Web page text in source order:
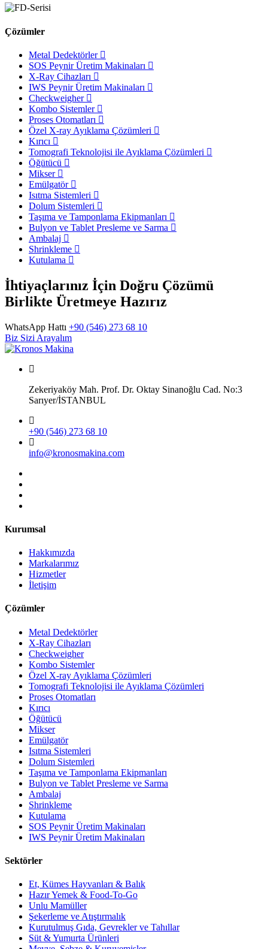
Çözümler
Metal Dedektörler
SOS Peynir Üretim Makinaları
X-Ray Cihazları
IWS Peynir Üretim Makinaları
Checkweigher
Kombo Sistemler
Proses Otomatları
Özel X-ray Ayıklama Çözümleri
Kırıcı
Tomografi Teknolojisi ile Ayıklama Çözümleri
Öğütücü
Mikser
Emülgatör
Isıtma Sistemleri
Dolum Sistemleri
Taşıma ve Tamponlama Ekipmanları
Bulyon ve Tablet Presleme ve Sarma
Ambalaj
Shrinkleme
Kutulama
İhtiyaçlarınız İçin Doğru Çözümü
Birlikte Üretmeye Hazırız
WhatsApp Hattı +90 (546) 273 68 10
Biz Sizi Arayalım
Zekeriyaköy Mah. Prof. Dr. Oktay Sinanoğlu Cad. No:3
Sarıyer/İSTANBUL
+90 (546) 273 68 10
info@kronosmakina.com
Kurumsal
Hakkımızda
Markalarımız
Hizmetler
İletişim
Çözümler
Metal Dedektörler
X-Ray Cihazları
Checkweigher
Kombo Sistemler
Özel X-ray Ayıklama Çözümleri
Tomografi Teknolojisi ile Ayıklama Çözümleri
Proses Otomatları
Kırıcı
Öğütücü
Mikser
Emülgatör
Isıtma Sistemleri
Dolum Sistemleri
Taşıma ve Tamponlama Ekipmanları
Bulyon ve Tablet Presleme ve Sarma
Ambalaj
Shrinkleme
Kutulama
SOS Peynir Üretim Makinaları
IWS Peynir Üretim Makinaları
Sektörler
Et, Kümes Hayvanları & Balık
Hazır Yemek & Food-To-Go
Unlu Mamüller
Şekerleme ve Atıştırmalık
Kurutulmuş Gıda, Gevrekler ve Tahıllar
Süt & Yumurta Ürünleri